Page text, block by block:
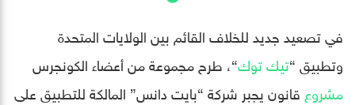
في تصعيد جديد للخلاف القائم بين الولايات المتحدة
وتطبيق “تيك توك“، طرح مجموعة من أعضاء الكونجرس
مشروع قانون يجبر شركة “بايت دانس” المالكة للتطبيق على